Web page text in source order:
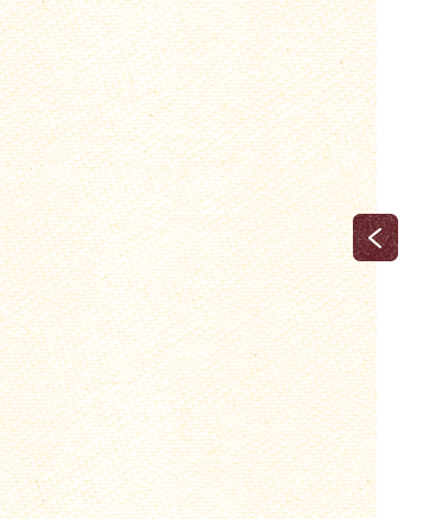
れ
む
Café de Luciole［カフェ・ド・
ルシオ …
店名のLucioleはフランス語で「ホタ
ル」。他にも、「ゆったり」「のんび
り」といった意味 …